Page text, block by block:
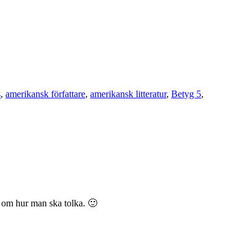
, amerikansk författare, amerikansk litteratur, Betyg 5,
hur man ska tolka. 🙂